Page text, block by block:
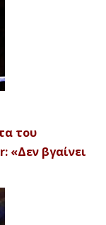
του
«Δεν βγαίνει